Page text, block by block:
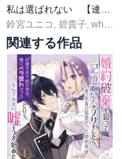
鈴宮ユニコ 碧貴子 whimhalooo
関連する作品